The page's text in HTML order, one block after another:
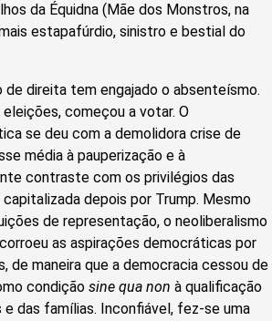
da Équidna (Mãe dos Monstros, na
estapafúrdio, sinistro e bestial do
de direita tem engajado o absenteísmo.
começou a votar. O
se deu com a demolidora crise de
média à pauperização e à
contraste com os privilégios das
depois por Trump. Mesmo
de representação, o neoliberalismo
as aspirações democráticas por
de maneira que a democracia cessou de
condição sine qua non à qualificação
e das famílias. Inconfiável, fez-se uma